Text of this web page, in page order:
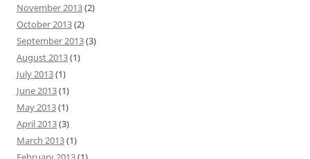
November 2013(2)
October 2013(2)
September 2013(3)
August 2013(1)
July 2013(1)
June 2013(1)
May 2013(1)
April 2013(3)
March 2013(1)